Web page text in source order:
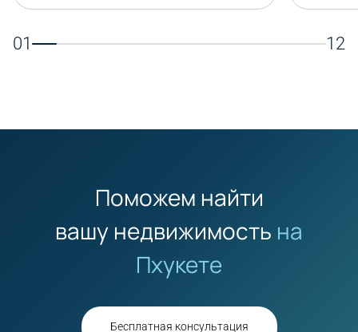
01 12
Поможем найти
вашу недвижимость на
Пхукете
Бесплатная консультация